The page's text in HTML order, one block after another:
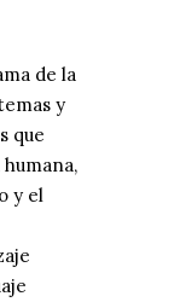
de la
y
que
y el